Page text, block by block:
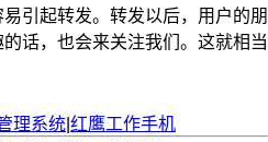
引起转发。转发以后，用户的朋
话，也会来关注我们。这就相当
理系统 红鹰工作手机